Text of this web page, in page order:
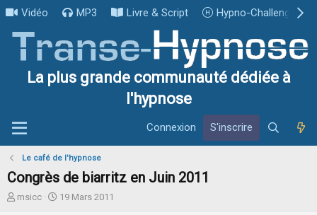
Vidéo MP3 Livre & Script Hypno-Challenge
La plus grande communauté dédiée à
l'hypnose
Connexion S'inscrire
Le café de l'hypnose
Congrès de biarritz en Juin 2011
Imsicc
D19 Mars 2011